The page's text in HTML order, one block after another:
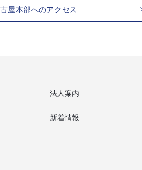
屋本部へのアクセス
法人案内
新着情報